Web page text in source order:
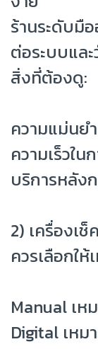
ร้านระดับมื
ต่อระบบแล
สิ่งที่ต้องดู:
ความแม่นยำ
ความเร็วใน
บริการหลัง
2) เครื่องเ
ควรเลือกใ
Manual เ
Digital เหม